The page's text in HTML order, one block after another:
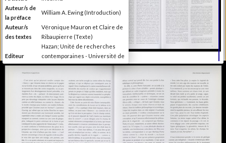
Auteur/s de
la préface
William A. Ewing (Introduction)
Auteur/s
des textes
Véronique Mauron et Claire de
Ribaupierre (Texte)
Editeur
Hazan; Unité de recherches
contemporaines - Université de
Lausanne; Musée de l'Elysée
d'édition
Paris; Lausanne
d'édition
1999
Information
édition
Publié à l'occasion de
l'exposition : "Le corps évanoui,
les images subites", Musée de